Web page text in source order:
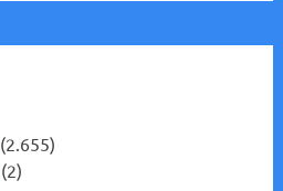
(2.655)
(2)